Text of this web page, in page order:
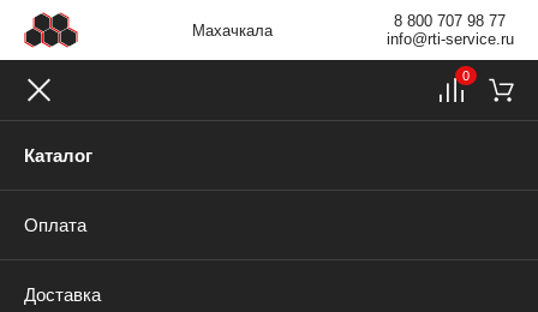
Махачкала
8 800 707 98 77
info@rti-service.ru
Каталог
Оплата
Доставка
0